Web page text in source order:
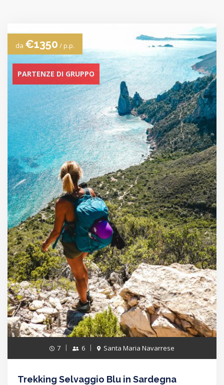
da €1350 / p.p.
PARTENZE DI GRUPPO
7 6 Santa Maria Navarrese
Trekking Selvaggio Blu in Sardegna